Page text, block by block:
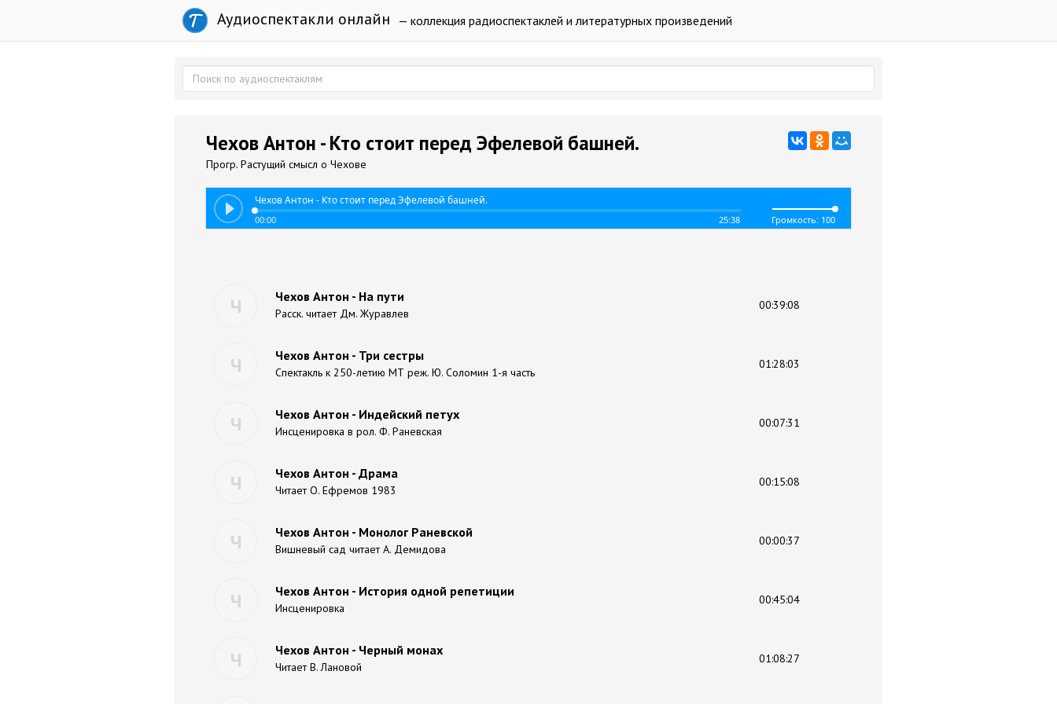
Аудиоспектакли онлайн — коллекция радиоспектаклей и литературных произведений
Чехов Антон - Кто стоит перед Эфелевой башней.
Прогр. Растущий смысл о Чехове
Чехов Антон - Кто стоит перед Эфелевой башней.
00:00 25:38 Громкость: 100
Ч Чехов Антон - На пути
Расск. читает Дм. Журавлев
00:39:08
Ч Чехов Антон - Три сестры
Спектакль к 250-летию МТ реж. Ю. Соломин 1-я часть
01:28:03
Ч Чехов Антон - Индейский петух
Инсценировка в рол. Ф. Раневская
00:07:31
Ч Чехов Антон - Драма
Читает О. Ефремов 1983
00:15:08
Ч Чехов Антон - Монолог Раневской
Вишневый сад читает А. Демидова
00:00:37
Ч Чехов Антон - История одной репетиции
Инсценировка
00:45:04
Ч Чехов Антон - Черный монах
Читает В. Лановой
01:08:27